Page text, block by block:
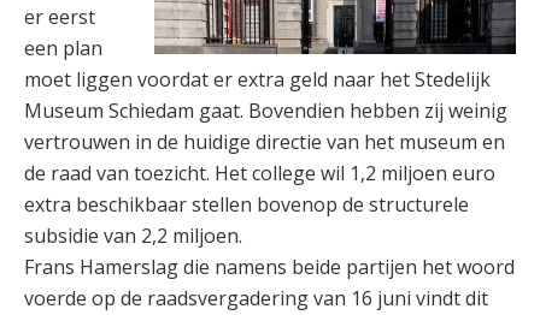
er eerst
een plan
moet liggen voordat er extra geld naar het Stedelijk
Museum Schiedam gaat. Bovendien hebben zij weinig
vertrouwen in de huidige directie van het museum en
de raad van toezicht. Het college wil 1,2 miljoen euro
extra beschikbaar stellen bovenop de structurele
subsidie van 2,2 miljoen.
Frans Hamerslag die namens beide partijen het woord
voerde op de raadsvergadering van 16 juni vindt dit